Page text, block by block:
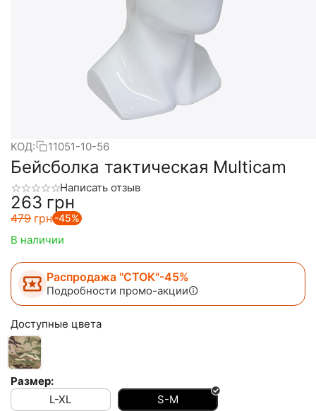
КОД: 11051-10-56
Бейсболка тактическая Multicam
Написать отзыв
‍263‍ грн
‍479‍ грн -45%
В наличии
Распродажа "СТОК"-45%
Подробности промо-акции
Доступные цвета
Размер:
L-XL
S-M